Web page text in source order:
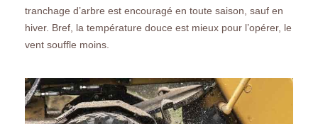
tranchage d’arbre est encouragé en toute saison, sauf en
hiver. Bref, la température douce est mieux pour l’opérer, le
vent souffle moins.